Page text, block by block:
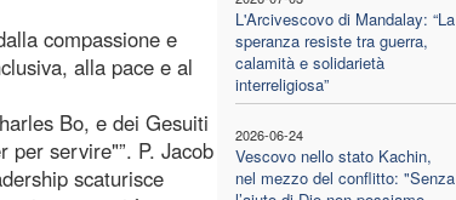
L'Arcivescovo di Mandalay: “La
speranza resiste tra guerra,
calamità e solidarietà
interreligiosa”
2026-06-24
Vescovo nello stato Kachin,
nel mezzo del conflitto: "Senza
compassione e
alla pace e al
Bo, e dei Gesuiti
per servire"”. P. Jacob
scaturisce